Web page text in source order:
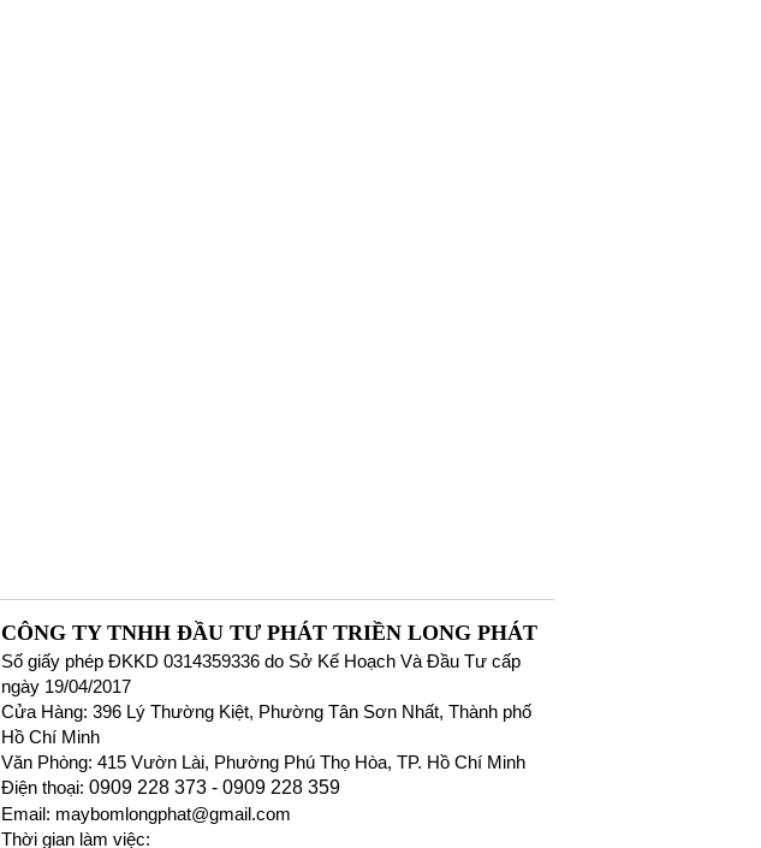
CÔNG TY TNHH ĐẦU TƯ PHÁT TRIỀN LONG PHÁT
Số giấy phép ĐKKD 0314359336 do Sở Kế Hoạch Và Đầu Tư cấp
ngày 19/04/2017
Cửa Hàng: 396 Lý Thường Kiệt, Phường Tân Sơn Nhất, Thành phố
Hồ Chí Minh
Văn Phòng: 415 Vườn Lài, Phường Phú Thọ Hòa, TP. Hồ Chí Minh
Điện thoại: 0909 228 373 - 0909 228 359
Email: maybomlongphat@gmail.com
Thời gian làm việc: